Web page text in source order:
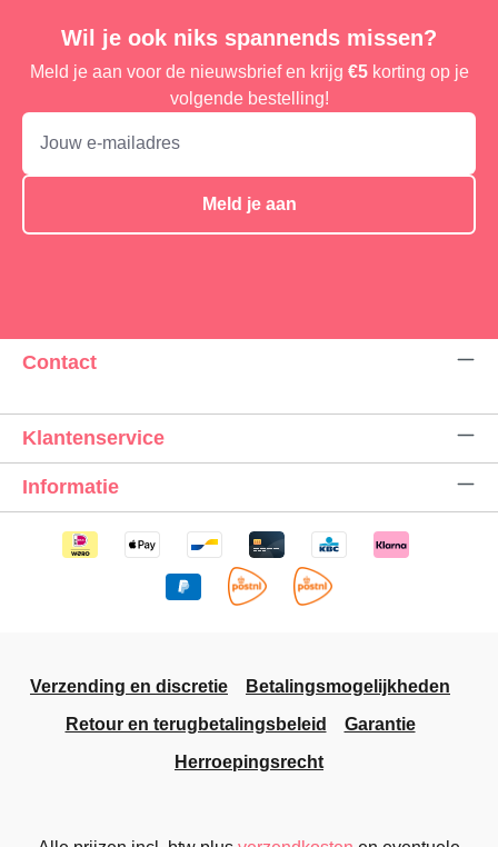
Wil je ook niks spannends missen?
Meld je aan voor de nieuwsbrief en krijg €5korting op je
volgende bestelling!
Meld je aan
Contact
Klantenservice
Informatie
Verzending en discretie
Betalingsmogelijkheden
Retour en terugbetalingsbeleid
Garantie
Herroepingsrecht